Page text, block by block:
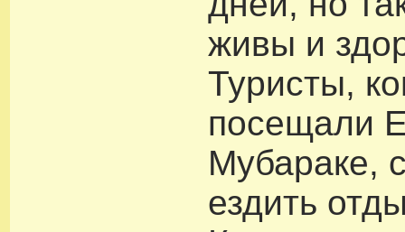
живы и
Туристы,
посещали
Мубараке,
ездить